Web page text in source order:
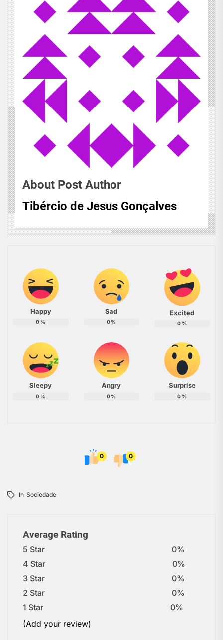
About Post Author
Tibércio de Jesus Gonçalves
Happy
0 %
Sad
0 %
Excited
0 %
Sleepy
0 %
Angry
0 %
Surprise
0 %
0 0
In Sociedade
Average Rating
5 Star
0%
4 Star
0%
3 Star
0%
2 Star
0%
1 Star
0%
(Add your review)